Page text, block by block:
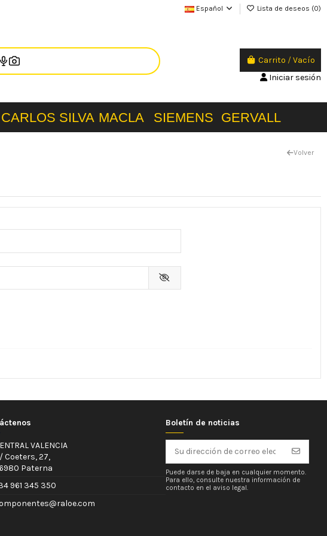
Español Lista de deseos (0)
Carrito /Vacío
Iniciar sesión
CARLOS SILVA MACLA SIEMENS GERVALL
Volver
VALENCIA
Coeters, 27,
Paterna
961 345 350
Boletín de noticias
Puede darse de baja en cualquier momento.
Para ello, consulte nuestra información de
contacto en el aviso legal.